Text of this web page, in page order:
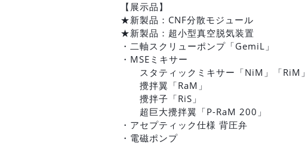
【展示品】
★新製品：CNF分散モジュール
★新製品：超小型真空脱気装置
・二軸スクリューポンプ「GemiL」
・MSEミキサー
スタティックミキサー「NiM」「RiM」
攪拌翼「RaM」
攪拌子「RiS」
超巨大攪拌翼「P-RaM 200」
・アセプティック仕様 背圧弁
・電磁ポンプ